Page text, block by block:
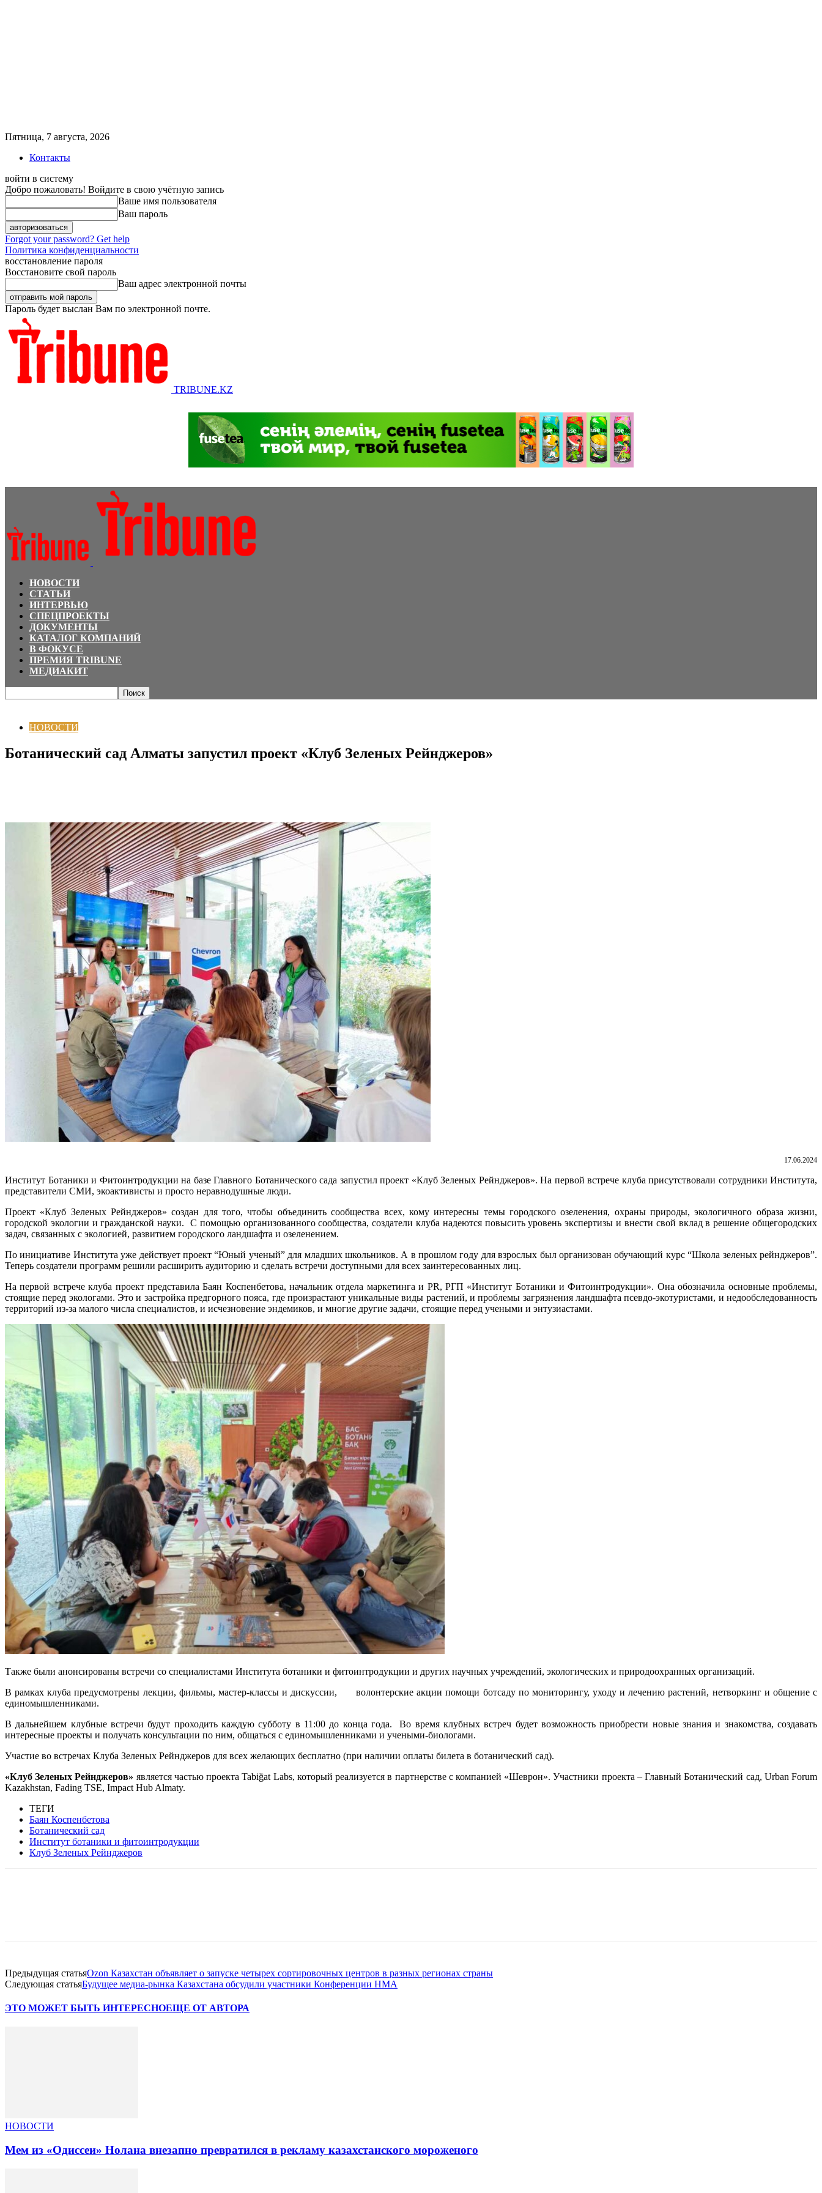
Пятница, 7 августа, 2026
Контакты
войти в систему
Добро пожаловать! Войдите в свою учётную запись
Ваше имя пользователя
Ваш пароль
Forgot your password? Get help
Политика конфиденциальности
восстановление пароля
Восстановите свой пароль
Ваш адрес электронной почты
Пароль будет выслан Вам по электронной почте.
TRIBUNE.KZ
НОВОСТИ
СТАТЬИ
ИНТЕРВЬЮ
СПЕЦПРОЕКТЫ
ДОКУМЕНТЫ
КАТАЛОГ КОМПАНИЙ
В ФОКУСЕ
ПРЕМИЯ TRIBUNE
МЕДИАКИТ
НОВОСТИ
Ботанический сад Алматы запустил проект «Клуб Зеленых Рейнджеров»
17.06.2024
Институт Ботаники и Фитоинтродукции на базе Главного Ботанического сада запустил проект «Клуб Зеленых Рейнджеров». На первой встрече клуба присутствовали сотрудники Института,
представители СМИ, экоактивисты и просто неравнодушные люди.
Проект «Клуб Зеленых Рейнджеров» создан для того, чтобы объединить сообщества всех, кому интересны темы городского озеленения, охраны природы, экологичного образа жизни,
городской экологии и гражданской науки. С помощью организованного сообщества, создатели клуба надеются повысить уровень экспертизы и внести свой вклад в решение общегородских
задач, связанных с экологией, развитием городского ландшафта и озеленением.
По инициативе Института уже действует проект “Юный ученый” для младших школьников. А в прошлом году для взрослых был организован обучающий курс “Школа зеленых рейнджеров”.
Теперь создатели программ решили расширить аудиторию и сделать встречи доступными для всех заинтересованных лиц.
На первой встрече клуба проект представила Баян Коспенбетова, начальник отдела маркетинга и PR, РГП «Институт Ботаники и Фитоинтродукции». Она обозначила основные проблемы,
стоящие перед экологами. Это и застройка предгорного пояса, где произрастают уникальные виды растений, и проблемы загрязнения ландшафта псевдо-экотуристами, и недообследованность
территорий из-за малого числа специалистов, и исчезновение эндемиков, и многие другие задачи, стоящие перед учеными и энтузиастами.
Также были анонсированы встречи со специалистами Института ботаники и фитоинтродукции и других научных учреждений, экологических и природоохранных организаций.
В рамках клуба предусмотрены лекции, фильмы, мастер-классы и дискуссии, волонтерские акции помощи ботсаду по мониторингу, уходу и лечению растений, нетворкинг и общение с
единомышленниками.
В дальнейшем клубные встречи будут проходить каждую субботу в 11:00 до конца года. Во время клубных встреч будет возможность приобрести новые знания и знакомства, создавать
интересные проекты и получать консультации по ним, общаться с единомышленниками и учеными-биологами.
Участие во встречах Клуба Зеленых Рейнджеров для всех желающих бесплатно (при наличии оплаты билета в ботанический сад).
«Клуб Зеленых Рейнджеров» является частью проекта Tabiğat Labs, который реализуется в партнерстве с компанией «Шеврон». Участники проекта – Главный Ботанический сад, Urban Forum
Kazakhstan, Fading TSE, Impact Hub Almaty.
ТЕГИ
Баян Коспенбетова
Ботанический сад
Институт ботаники и фитоинтродукции
Клуб Зеленых Рейнджеров
Предыдущая статьяOzon Казахстан объявляет о запуске четырех сортировочных центров в разных регионах страны
Следующая статьяБудущее медиа-рынка Казахстана обсудили участники Конференции НМА
ЭТО МОЖЕТ БЫТЬ ИНТЕРЕСНОЕЩЕ ОТ АВТОРА
НОВОСТИ
Мем из «Одиссеи» Нолана внезапно превратился в рекламу казахстанского мороженого